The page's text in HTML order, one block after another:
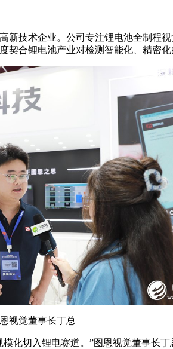
新技术企业。公司专注锂电池全制程
合锂电池产业对检测智能化、精密化
视觉董事长丁总
化切入锂电赛道。”图恩视觉董事长